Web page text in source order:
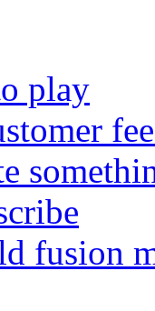
play
fusion